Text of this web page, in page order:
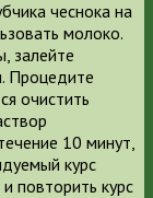
чеснока на
молоко.
залейте
Процедите
очистить
10 минут,
курс
повторить курс